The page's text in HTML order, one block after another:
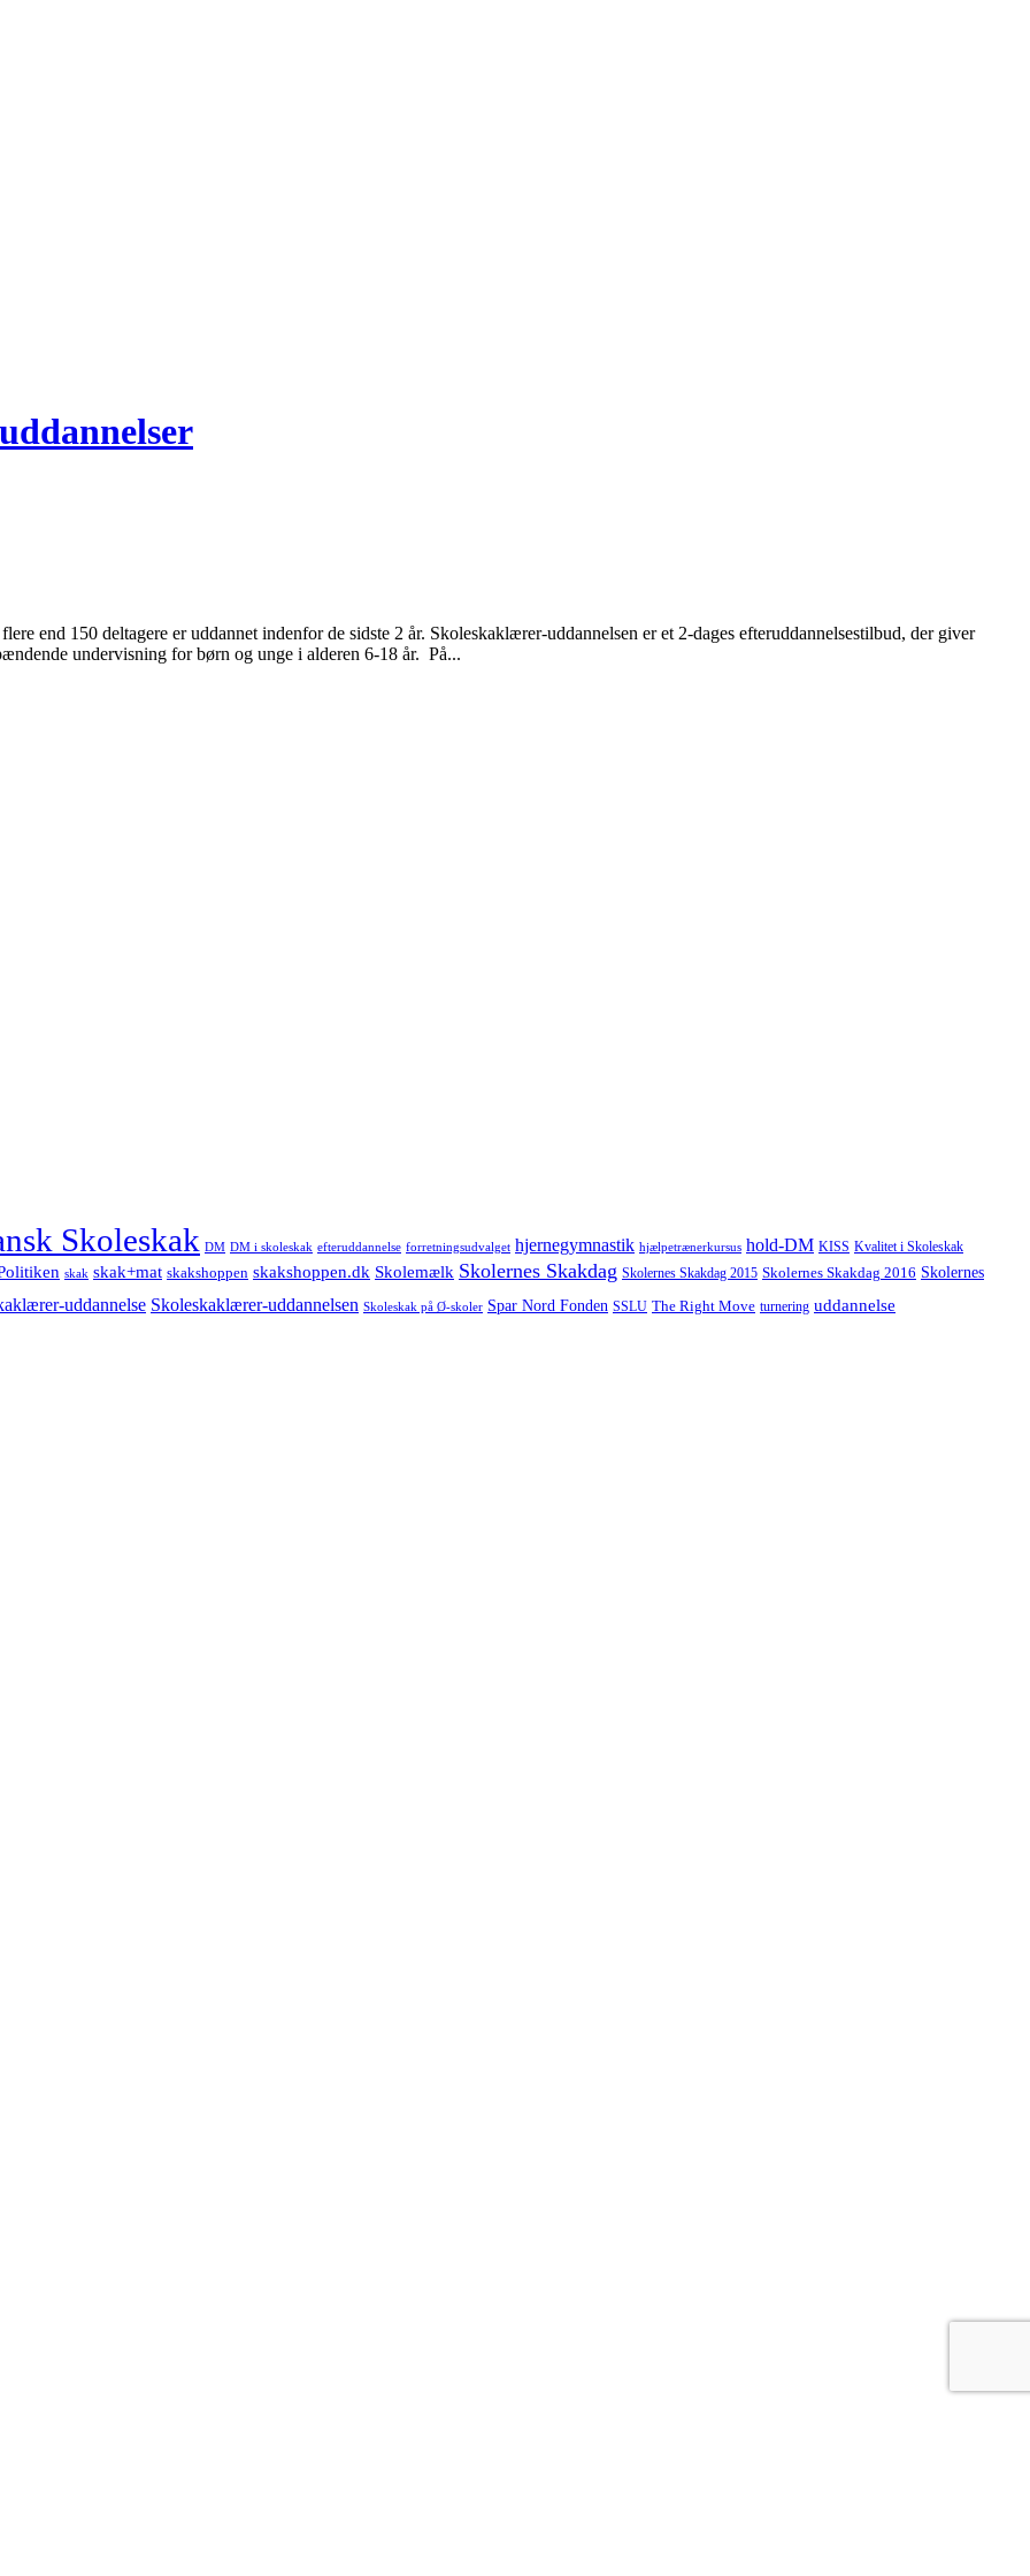
end 150 deltagere er uddannet indenfor de sidste 2 år. Skoleskaklærer-uddannelsen er et 2-dages efteruddannelsestilbud, der giver
undervisning for børn og unge i alderen 6-18 år. På...
Skoleskak DM DM i skoleskak efteruddannelse forretningsudvalget hjernegymnastik hjælpetrænerkursus hold-DM KISS Kvalitet i Skoleskak
skak skak+mat skakshoppen skakshoppen.dk Skolemælk Skolernes Skakdag Skolernes Skakdag 2015 Skolernes Skakdag 2016 Skolernes
uddannelse Skoleskaklærer-uddannelsen Skoleskak på Ø-skoler Spar Nord Fonden SSLU The Right Move turnering uddannelse